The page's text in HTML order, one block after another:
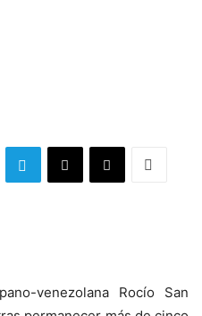
venezolana Rocío San